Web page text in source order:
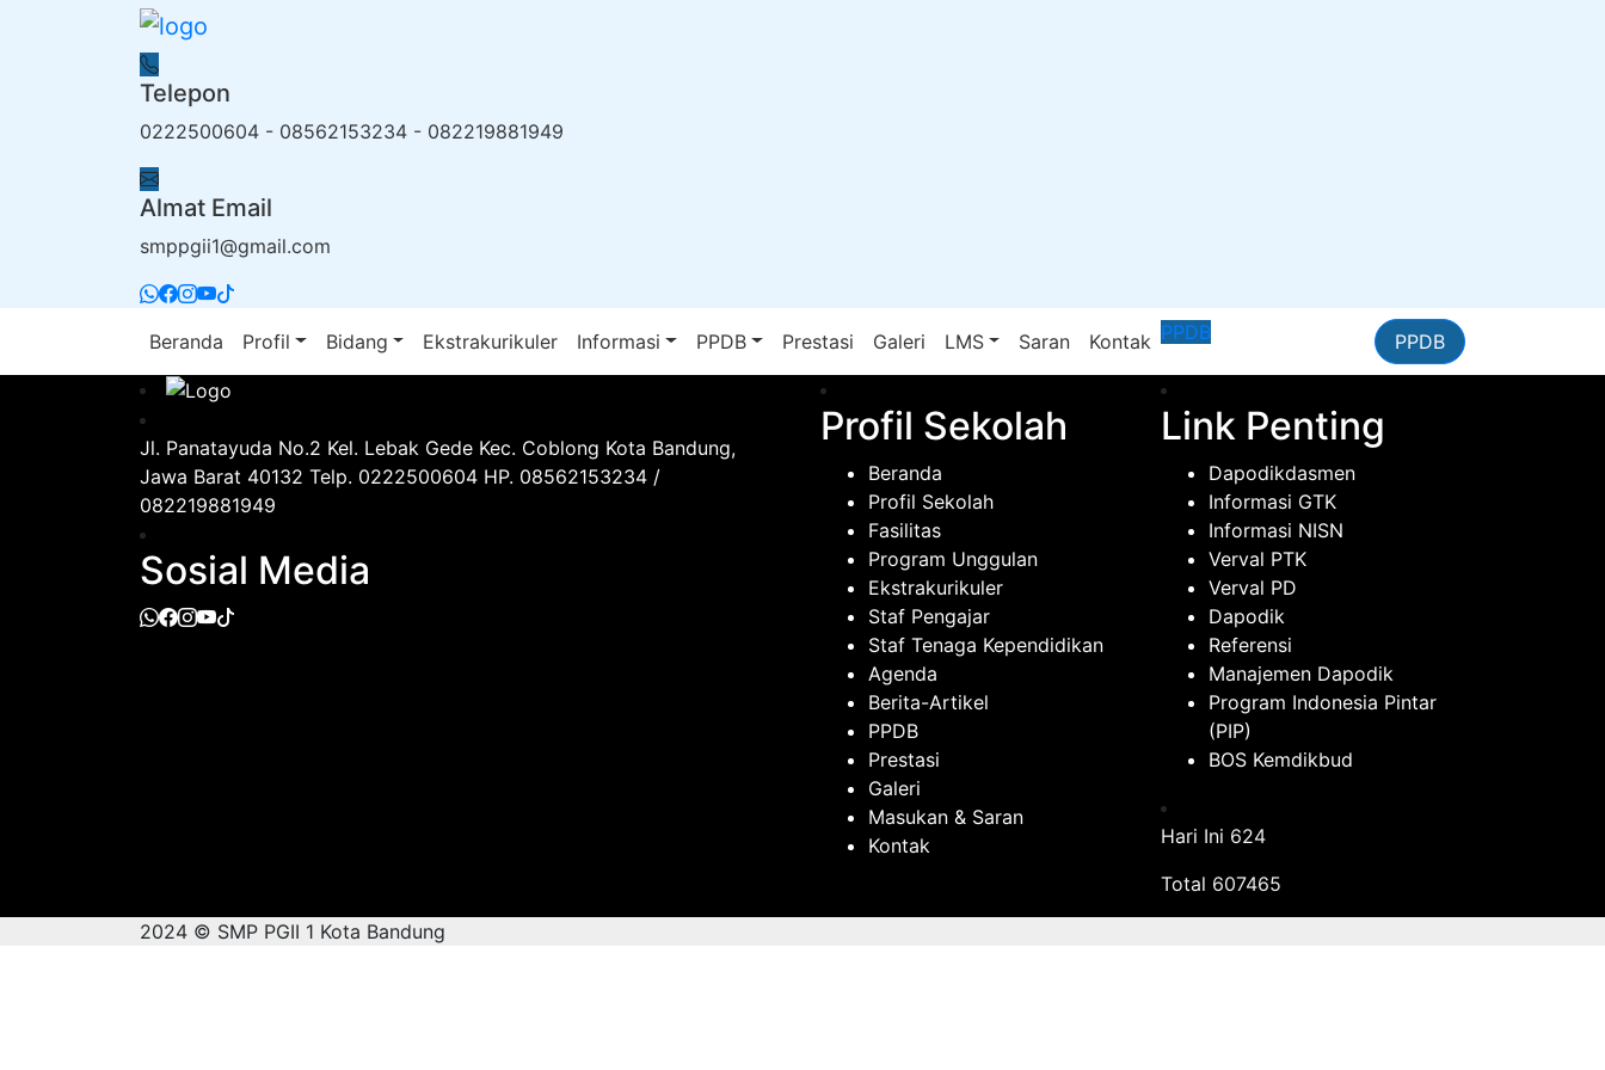
Telepon
0222500604 - 08562153234 - 082219881949
Almat Email
smppgii1@gmail.com
Beranda Profil Bidang Ekstrakurikuler Informasi PPDB Prestasi Galeri LMS Saran Kontak PPDB PPDB
Jl. Panatayuda No.2 Kel. Lebak Gede Kec. Coblong Kota Bandung,
Jawa Barat 40132 Telp. 0222500604 HP. 08562153234 /
082219881949
Sosial Media
Profil Sekolah
Beranda
Profil Sekolah
Fasilitas
Program Unggulan
Ekstrakurikuler
Staf Pengajar
Staf Tenaga Kependidikan
Agenda
Berita-Artikel
PPDB
Prestasi
Galeri
Masukan & Saran
Kontak
Link Penting
Dapodikdasmen
Informasi GTK
Informasi NISN
Verval PTK
Verval PD
Dapodik
Referensi
Manajemen Dapodik
Program Indonesia Pintar
(PIP)
BOS Kemdikbud
Hari Ini 624
Total 607465
2024 © SMP PGII 1 Kota Bandung